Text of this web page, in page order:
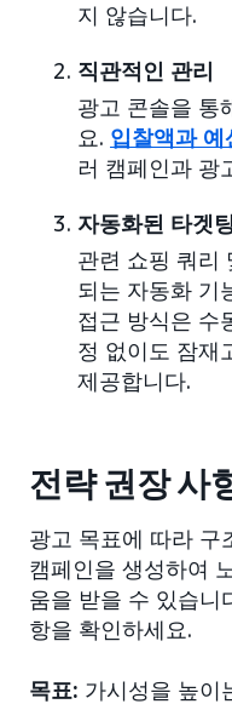
지 않습니다.
직관적인 관리
광고 콘솔을 통
요. 입찰액과 예
러 캠페인과 광
자동화된 타겟팅
관련 쇼핑 쿼리
되는 자동화 기
접근 방식은 수
정 없이도 잠재
제공합니다.
전략 권장 사
광고 목표에 따라
캠페인을 생성하여
움을 받을 수 있습니
항을 확인하세요.
목표: 가시성을 높이